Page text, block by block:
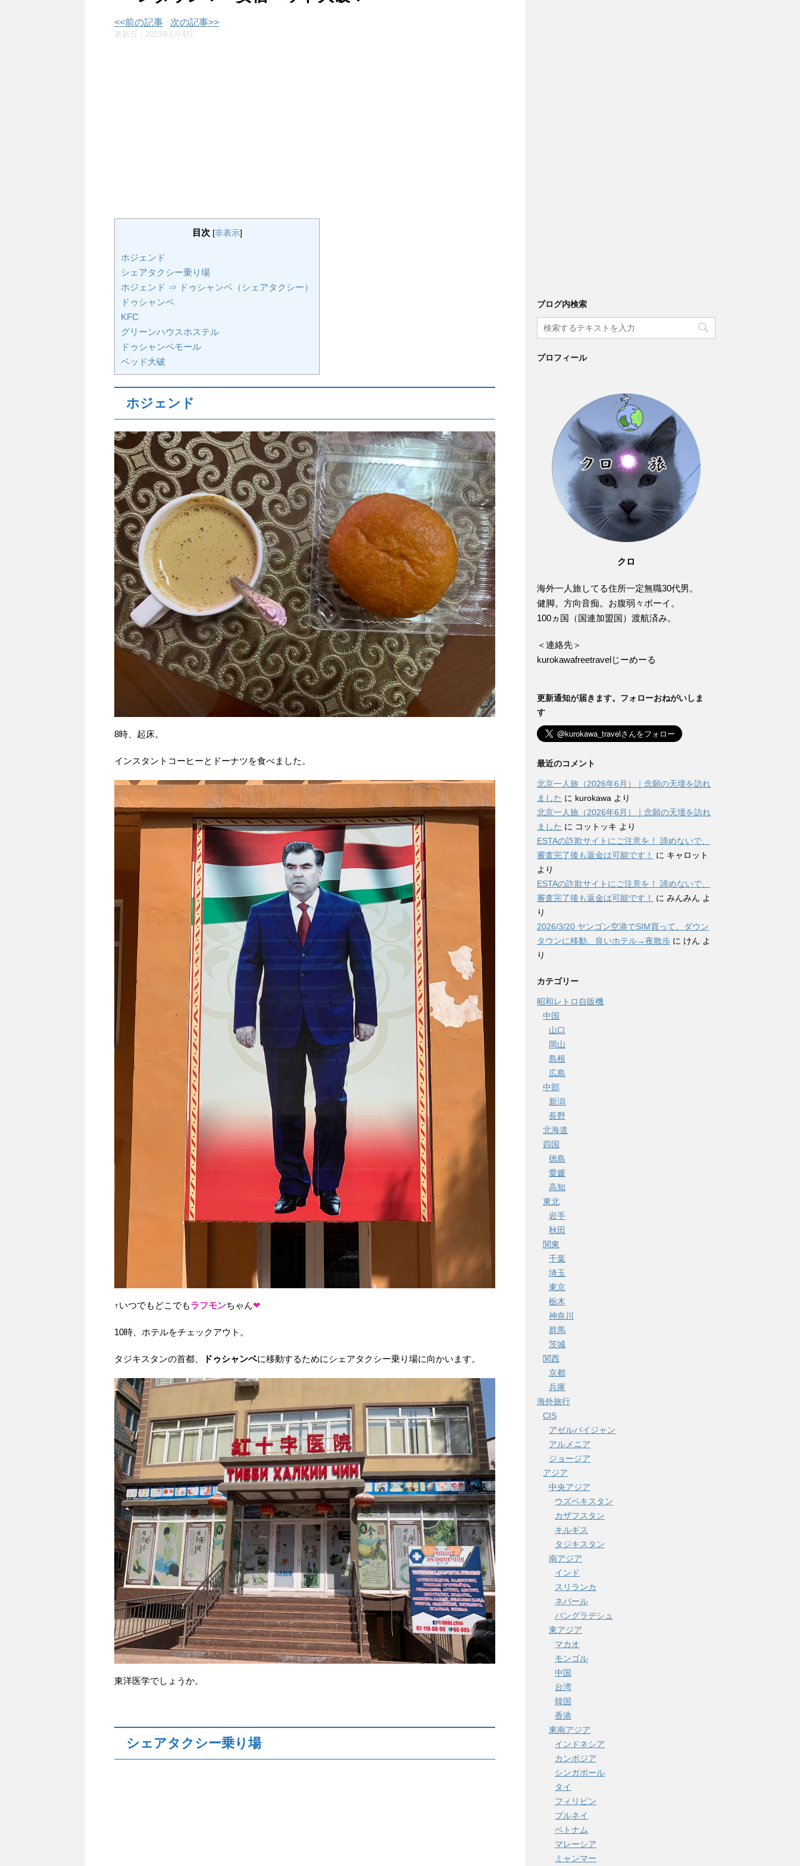
<<前の記事 次の記事>>
更新日： 2023年6月4日
目次 [非表示]
ホジェンド
シェアタクシー乗り場
ホジェンド ⇒ ドゥシャンベ（シェアタクシー）
ドゥシャンベ
KFC
グリーンハウスホステル
ドゥシャンベモール
ベッド大破
ホジェンド
8時、起床。
インスタントコーヒーとドーナツを食べました。
↑いつでもどこでもラフモンちゃん❤︎
10時、ホテルをチェックアウト。
タジキスタンの首都、 ドゥシャンベに移動するためにシェアタクシー乗り場に向かいます。
東洋医学でしょうか。
シェアタクシー乗り場
ブログ内検索
プロフィール
クロ
海外一人旅してる住所一定無職30代男。
健脚。方向音痴。お腹弱々ボーイ。
100ヵ国（国連加盟国）渡航済み。
＜連絡先＞
kurokawafreetravelじーめーる
更新通知が届きます。フォローおねがいしま
す
最近のコメント
北京一人旅（2026年6月）｜念願の天壇を訪れ
ました に kurokawa より
北京一人旅（2026年6月）｜念願の天壇を訪れ
ました に コットッキ より
ESTAの詐欺サイトにご注意を！ 諦めないで、
審査完了後も返金は可能です！
に キャロット
より
ESTAの詐欺サイトにご注意を！ 諦めないで、
審査完了後も返金は可能です！
に みんみん よ
り
2026/3/20 ヤンゴン空港でSIM買って、ダウン
タウンに移動、良いホテル→夜散歩 に けん よ
り
カテゴリー
昭和レトロ自販機
中国
山口
岡山
島根
広島
中部
新潟
長野
北海道
四国
徳島
愛媛
高知
東北
岩手
秋田
関東
千葉
埼玉
東京
栃木
神奈川
群馬
茨城
関西
京都
兵庫
海外旅行
CIS
アゼルバイジャン
アルメニア
ジョージア
アジア
中央アジア
ウズベキスタン
カザフスタン
キルギス
タジキスタン
南アジア
インド
スリランカ
ネパール
バングラデシュ
東アジア
マカオ
モンゴル
中国
台湾
韓国
香港
東南アジア
インドネシア
カンボジア
シンガポール
タイ
フィリピン
ブルネイ
ベトナム
マレーシア
ミャンマー